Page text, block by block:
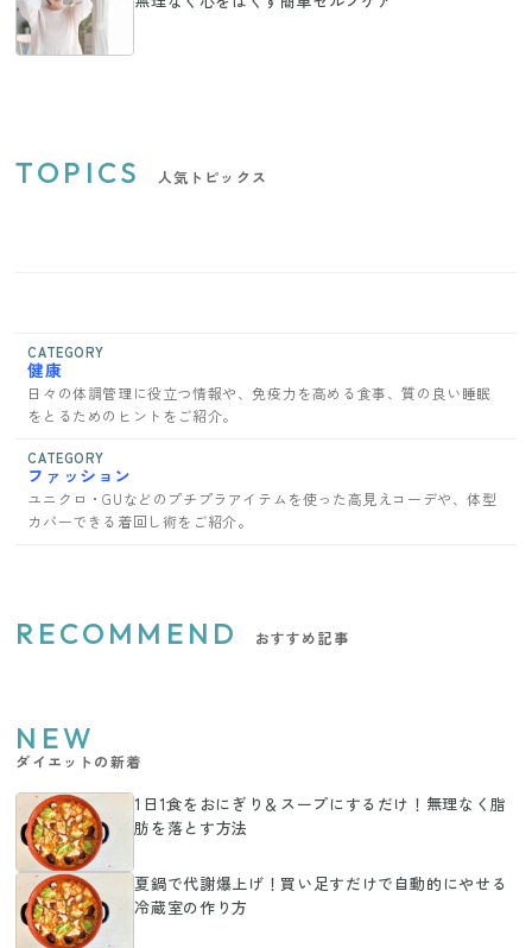
TOPICS 人気トピックス
CATEGORY
健康
日々の体調管理に役立つ情報や、免疫力を高める食事、質の良い睡眠
をとるためのヒントをご紹介。
CATEGORY
ファッション
ユニクロ・GUなどのプチプラアイテムを使った高見えコーデや、体型
カバーできる着回し術をご紹介。
RECOMMEND おすすめ記事
NEW
ダイエットの新着
1日1食をおにぎり＆スープにするだけ！無理なく脂
肪を落とす方法
夏鍋で代謝爆上げ！買い足すだけで自動的にやせる
冷蔵室の作り方